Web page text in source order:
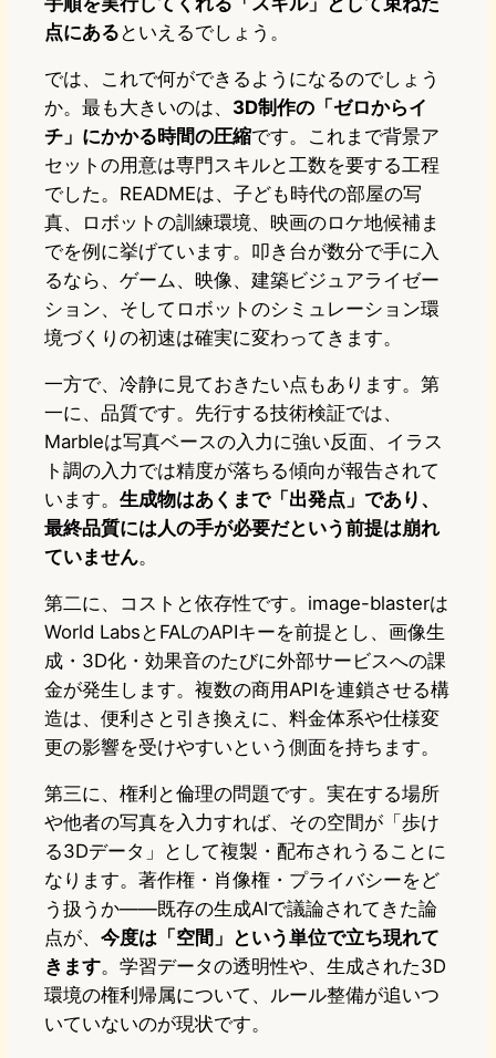
点にある といえるでしょう。
では、これで何ができるようになるのでしょう
か。最も大きいのは、 3D制作の「ゼロからイ
チ」にかかる時間の圧縮です。これまで背景ア
セットの用意は専門スキルと工数を要する工程
でした。READMEは、子ども時代の部屋の写
真、ロボットの訓練環境、映画のロケ地候補ま
でを例に挙げています。叩き台が数分で手に入
るなら、ゲーム、映像、建築ビジュアライゼー
ション、そしてロボットのシミュレーション環
境づくりの初速は確実に変わってきます。
一方で、冷静に見ておきたい点もあります。第
一に、品質です。先行する技術検証では、
Marbleは写真ベースの入力に強い反面、イラス
ト調の入力では精度が落ちる傾向が報告されて
います。 生成物はあくまで「出発点」であり、
最終品質には人の手が必要だという前提は崩れ
ていません。
第二に、コストと依存性です。image-blasterは
World LabsとFALのAPIキーを前提とし、画像生
成・3D化・効果音のたびに外部サービスへの課
金が発生します。複数の商用APIを連鎖させる構
造は、便利さと引き換えに、料金体系や仕様変
更の影響を受けやすいという側面を持ちます。
第三に、権利と倫理の問題です。実在する場所
や他者の写真を入力すれば、その空間が「歩け
る3Dデータ」として複製・配布されうることに
なります。著作権・肖像権・プライバシーをど
う扱うか——既存の生成AIで議論されてきた論
点が、 今度は「空間」という単位で立ち現れて
きます。学習データの透明性や、生成された3D
環境の権利帰属について、ルール整備が追いつ
いていないのが現状です。